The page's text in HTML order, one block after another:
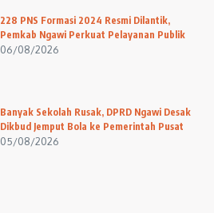
228 PNS Formasi 2024 Resmi Dilantik,
Pemkab Ngawi Perkuat Pelayanan Publik
06/08/2026
Banyak Sekolah Rusak, DPRD Ngawi Desak
Dikbud Jemput Bola ke Pemerintah Pusat
05/08/2026